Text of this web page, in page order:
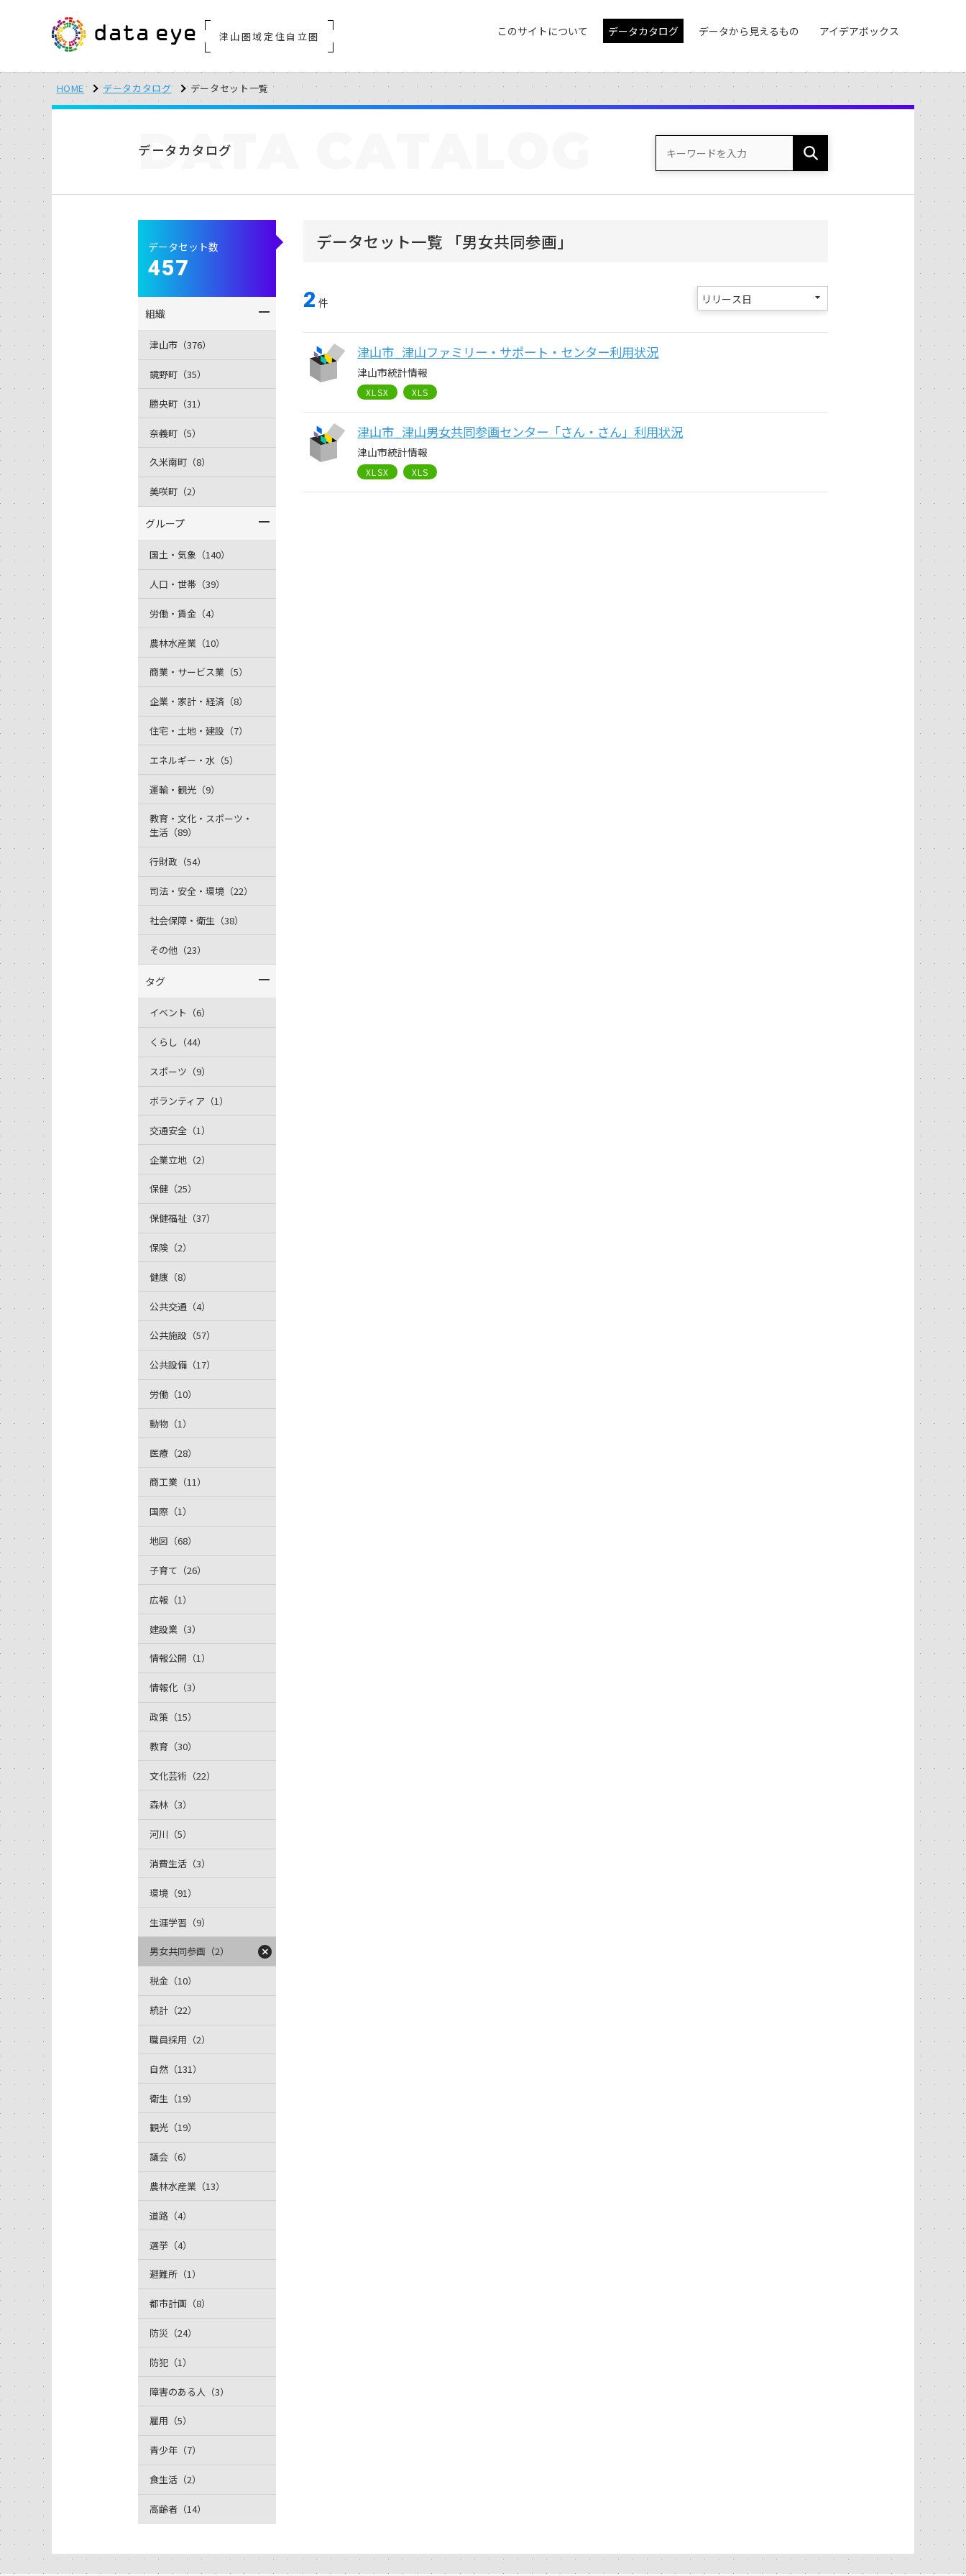
津山圏域定住自立圏 このサイトについて データカタログ データから見えるもの アイデアボックス
HOME データカタログ データセット一覧
データカタログ
DATA
データセット一覧 「男女共同参画」
2 件
津山市_津山ファミリー・サポート・センター利用状況
津山市統計情報
XLSX XLS
津山市_津山男女共同参画センター「さん・さん」利用状況
津山市統計情報
XLSX XLS
データセット数
457
組織
津山市（376）
鏡野町（35）
勝央町（31）
奈義町（5）
久米南町（8）
美咲町（2）
グループ
国土・気象（140）
人口・世帯（39）
労働・賃金（4）
農林水産業（10）
商業・サービス業（5）
企業・家計・経済（8）
住宅・土地・建設（7）
エネルギー・水（5）
運輸・観光（9）
教育・文化・スポーツ・
生活（89）
行財政（54）
司法・安全・環境（22）
社会保障・衛生（38）
その他（23）
タグ
イベント（6）
くらし（44）
スポーツ（9）
ボランティア（1）
交通安全（1）
企業立地（2）
保健（25）
保健福祉（37）
保険（2）
健康（8）
公共交通（4）
公共施設（57）
公共設備（17）
労働（10）
動物（1）
医療（28）
商工業（11）
国際（1）
地図（68）
子育て（26）
広報（1）
建設業（3）
情報公開（1）
情報化（3）
政策（15）
教育（30）
文化芸術（22）
森林（3）
河川（5）
消費生活（3）
環境（91）
生涯学習（9）
男女共同参画（2）
税金（10）
統計（22）
職員採用（2）
自然（131）
衛生（19）
観光（19）
議会（6）
農林水産業（13）
道路（4）
選挙（4）
避難所（1）
都市計画（8）
防災（24）
防犯（1）
障害のある人（3）
雇用（5）
青少年（7）
食生活（2）
高齢者（14）